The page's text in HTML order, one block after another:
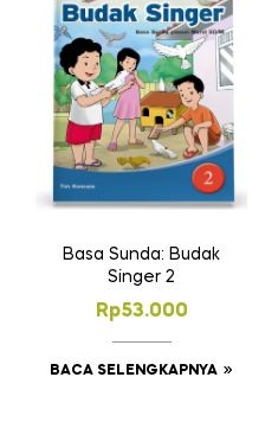
Basa Sunda: Budak
Singer 2
Rp53.000
BACA SELENGKAPNYA